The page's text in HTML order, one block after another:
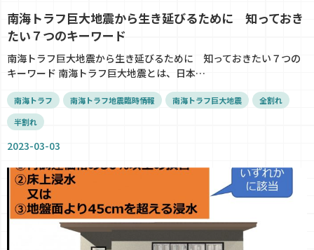
南海トラフ巨大地震から生き延びるために 知っておき
たい７つのキーワード
南海トラフ巨大地震から生き延びるために 知っておきたい７つの
キーワード 南海トラフ巨大地震とは、日本…
南海トラフ 南海トラフ地震臨時情報 南海トラフ巨大地震
全割れ
半割れ
2023-03-03